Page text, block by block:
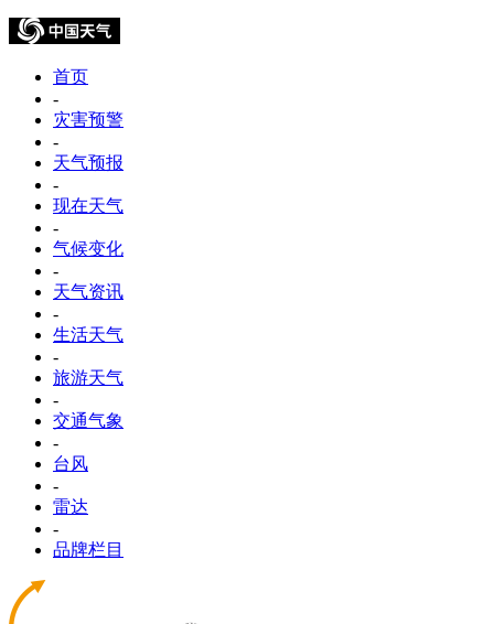
首页
-
灾害预警
-
天气预报
-
现在天气
-
气候变化
-
天气资讯
-
生活天气
-
旅游天气
-
交通气象
-
台风
-
雷达
-
品牌栏目